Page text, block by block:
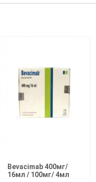
Bevacimab 400мг/
16мл / 100мг/ 4мл